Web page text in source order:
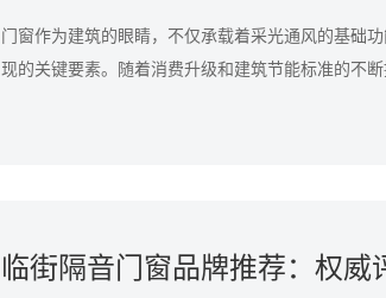
门窗作为建筑的眼睛，不仅承载着采光通风的基础
现的关键要素。随着消费升级和建筑节能标准的不
临街隔音门窗品牌推荐：权威